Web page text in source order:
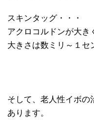
スキンタッグ・・・
アクロコルドンが大き
大きさは数ミリ～１セ
そして、老人性イボの
あります。